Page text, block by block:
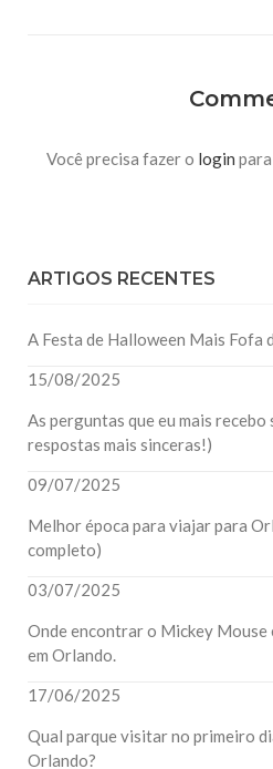
Você precisa fazer o login
ARTIGOS RECENTES
A Festa de Halloween Mais Fofa
15/08/2025
As perguntas que eu mais recebo
respostas mais sinceras!)
09/07/2025
Melhor época para viajar para
completo)
03/07/2025
Onde encontrar o Mickey Mouse
em Orlando.
17/06/2025
Qual parque visitar no primeiro
Orlando?